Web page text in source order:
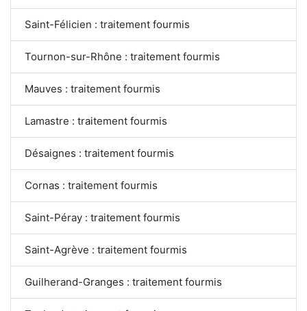
Saint-Félicien : traitement fourmis
Tournon-sur-Rhône : traitement fourmis
Mauves : traitement fourmis
Lamastre : traitement fourmis
Désaignes : traitement fourmis
Cornas : traitement fourmis
Saint-Péray : traitement fourmis
Saint-Agrève : traitement fourmis
Guilherand-Granges : traitement fourmis